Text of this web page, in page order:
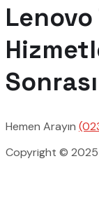
Hemen Arayın
Copyright © 2025